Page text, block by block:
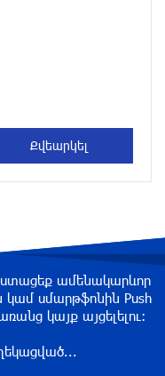
бронзовой
в Армении: Алексей
около одного месяца назад
произошел
ստացեք ամենակարևոր
կամ սմարթֆոնին Push
կայք այցելելու։